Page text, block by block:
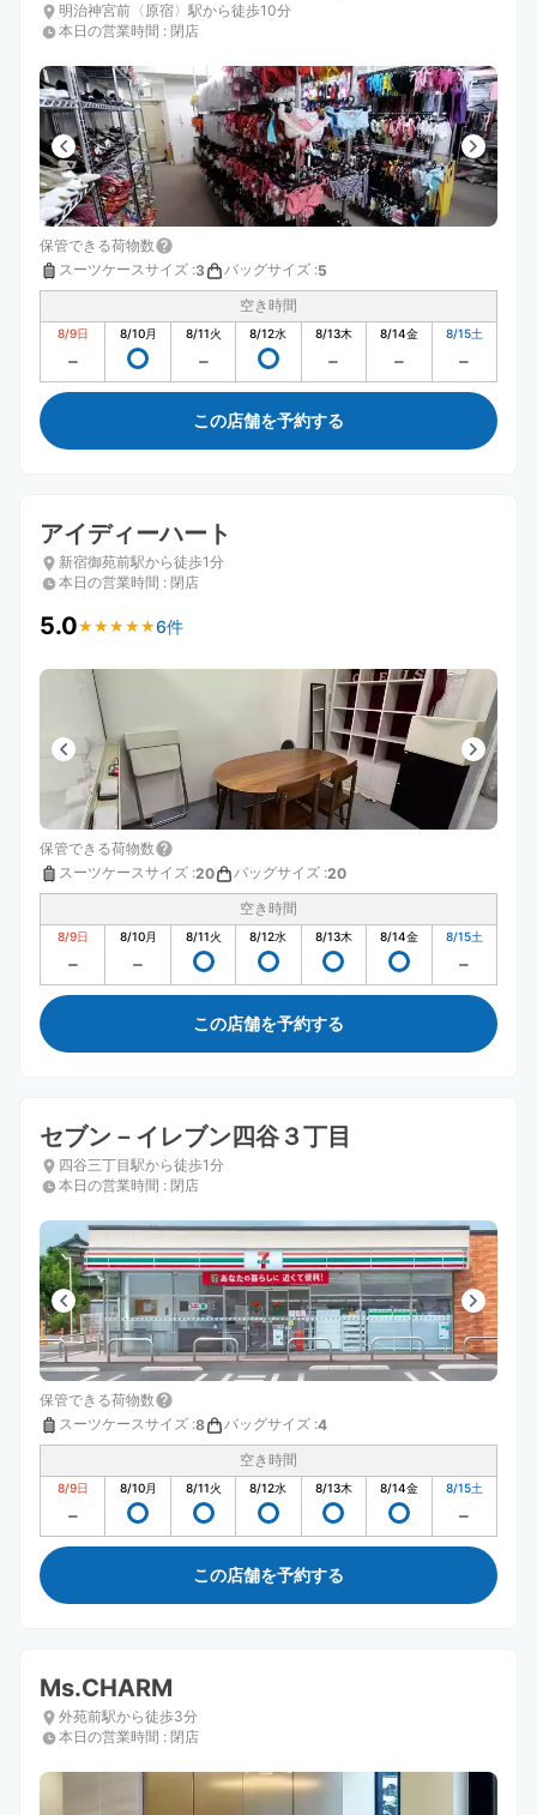
明治神宮前〈原宿〉駅から徒歩10分
本日の営業時間 : 閉店
保管できる荷物数
スーツケースサイズ :3 バッグサイズ :5
空き時間
8/9日 8/10月 8/11火 8/12水 8/13木 8/14金 8/15土
この店舗を予約する
アイディーハート
新宿御苑前駅から徒歩1分
本日の営業時間 : 閉店
5.0★ ★ ★ ★ ★
★ ★ ★ ★ ★6件
保管できる荷物数
スーツケースサイズ :20 バッグサイズ :20
空き時間
8/9日 8/10月 8/11火 8/12水 8/13木 8/14金 8/15土
この店舗を予約する
セブン－イレブン四谷３丁目
四谷三丁目駅から徒歩1分
本日の営業時間 : 閉店
保管できる荷物数
スーツケースサイズ :8 バッグサイズ :4
空き時間
8/9日 8/10月 8/11火 8/12水 8/13木 8/14金 8/15土
この店舗を予約する
Ms.CHARM
外苑前駅から徒歩3分
本日の営業時間 : 閉店